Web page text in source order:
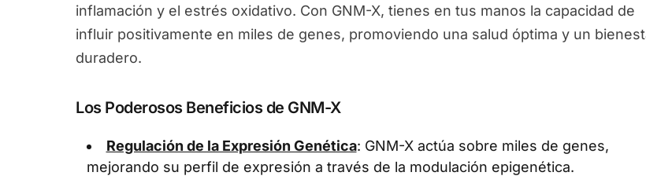
inflamación y el estrés oxidativo. Con GNM-X, tienes en tus manos la capacidad de
influir positivamente en miles de genes, promoviendo una salud óptima y un
duradero.
Los Poderosos Beneficios de GNM-X
Regulación de la Expresión Genética: GNM-X actúa sobre miles de genes,
mejorando su perfil de expresión a través de la modulación epigenética.